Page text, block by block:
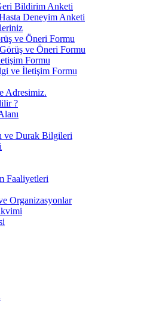
Bildirim Anketi
Deneyim Anketi
ve Öneri Formu
ve Öneri Formu
Formu
ve İletişim Formu
Adresimiz.
?
ve Durak Bilgileri
Faaliyetleri
Organizasyonlar